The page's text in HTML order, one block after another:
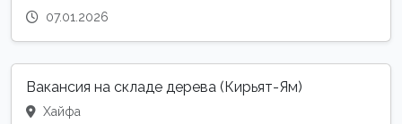
07.01.2026
Вакансия на складе дерева (Кирьят-Ям)
Хайфа